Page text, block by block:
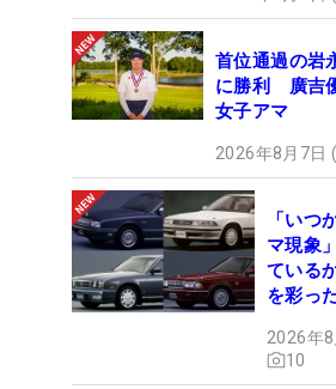
首位通過の岩
に勝利 廣吉
女子アマ
2026年8月7日
「いつ
マ現象
ている
を彩っ
2026年
10